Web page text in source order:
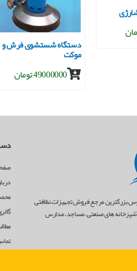
دستگاه شستشوی فرش و
موکت
49000000 تومان
بزرگترین مرجع فروش تجهیزات نظافتی
های صنعتی ،مساجد، مدارس